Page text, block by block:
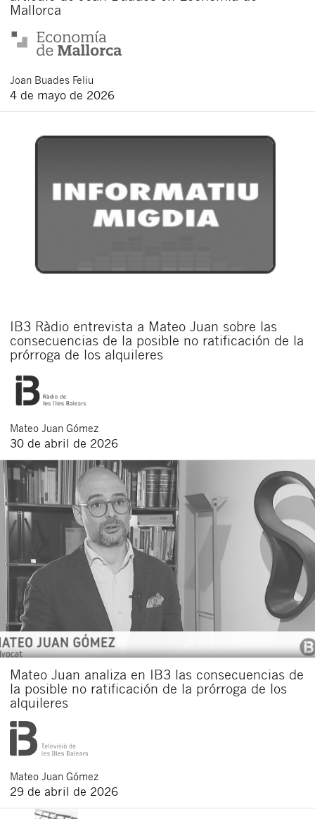
Mallorca
Joan Buades Feliu
4 de mayo de 2026
IB3 Ràdio entrevista a Mateo Juan sobre las
consecuencias de la posible no ratificación de la
prórroga de los alquileres
Mateo Juan Gómez
30 de abril de 2026
Mateo Juan analiza en IB3 las consecuencias de
la posible no ratificación de la prórroga de los
alquileres
Mateo Juan Gómez
29 de abril de 2026